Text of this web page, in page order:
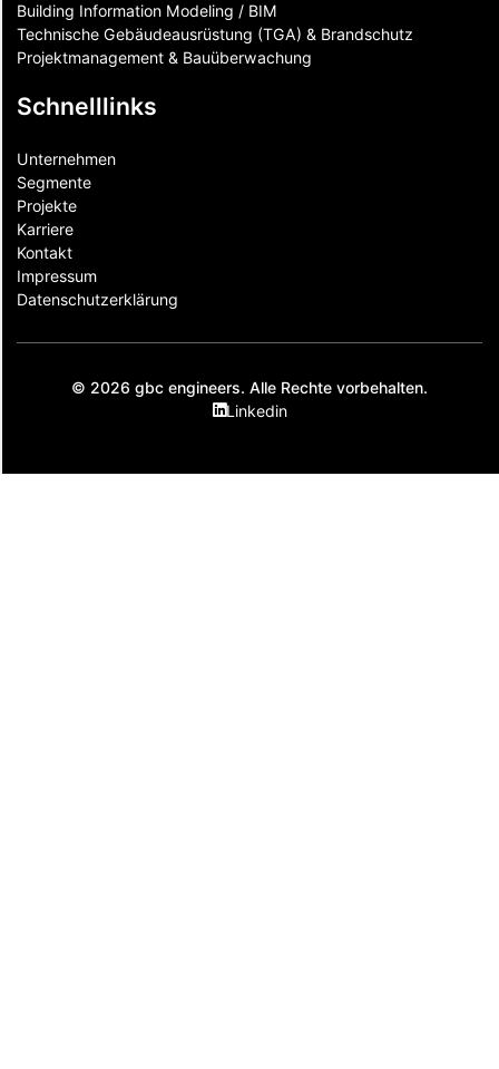
Building Information Modeling / BIM
Technische Gebäudeausrüstung (TGA) & Brandschutz
Projektmanagement & Bauüberwachung
Schnelllinks
Unternehmen
Segmente
Projekte
Karriere
Kontakt
Impressum
Datenschutzerklärung
© 2026 gbc engineers. Alle Rechte vorbehalten.
Linkedin